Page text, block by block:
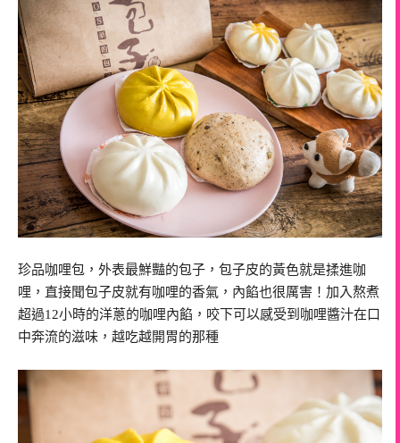
珍品咖哩包，外表最鮮豔的包子，包子皮的黃色就是揉進咖
哩，直接聞包子皮就有咖哩的香氣，內餡也很厲害！加入熬煮
超過12小時的洋蔥的咖哩內餡，咬下可以感受到咖哩醬汁在口
中奔流的滋味，越吃越開胃的那種